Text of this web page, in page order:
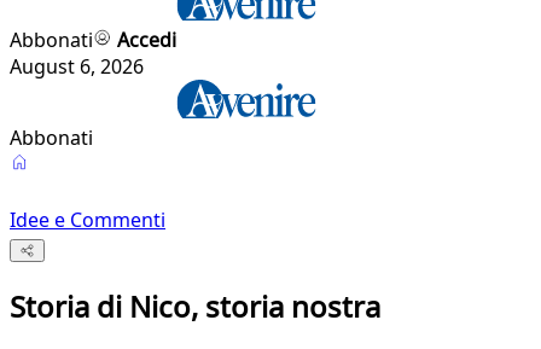
Abbonati
Accedi
August 6, 2026
Abbonati
Idee e Commenti
Storia di Nico, storia nostra